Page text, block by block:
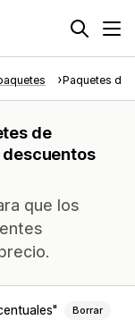
Paquetes de
de
que los
Borrar